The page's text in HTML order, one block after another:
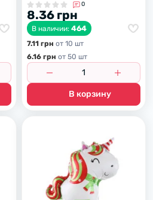
0
8.36 грн
В наличии: 464
7.11 грн от 10 шт
6.16 грн от 50 шт
В корзину